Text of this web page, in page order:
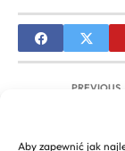
Aby zapewnić jak
PREVIOUS